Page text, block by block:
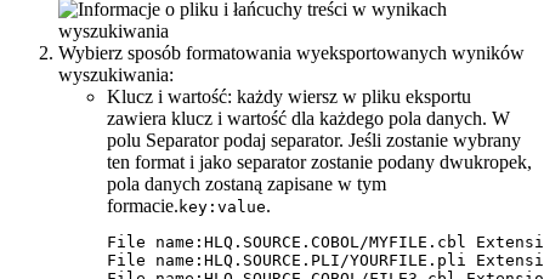
Wybierz sposób formatowania wyeksportowanych wyników
wyszukiwania:
Klucz i wartość: każdy wiersz w pliku eksportu
zawiera klucz i wartość dla każdego pola danych. W
polu Separatorpodaj separator. Jeśli zostanie wybrany
ten format i jako separator zostanie podany dwukropek,
pola danych zostaną zapisane w tym
formacie. key:value.
File name:HLQ.SOURCE.COBOL/MYFILE.cbl
File name:HLQ.SOURCE.PLI/YOURFILE.pli